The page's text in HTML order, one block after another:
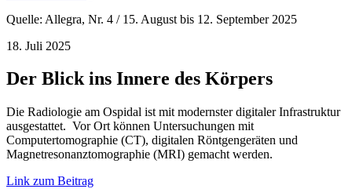
Quelle: Allegra, Nr. 4 / 15. August bis 12. September 2025
18. Juli 2025
Der Blick ins Innere des Körpers
Die Radiologie am Ospidal ist mit modernster digitaler Infrastruktur
ausgestattet. Vor Ort können Untersuchungen mit
Computertomographie (CT), digitalen Röntgengeräten und
Magnetresonanztomographie (MRI) gemacht werden.
Link zum Beitrag